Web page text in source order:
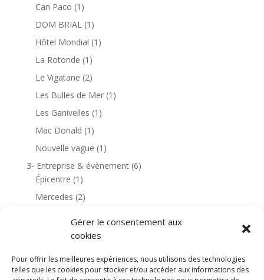
Gérer le consentement aux
cookies
Pour offrir les meilleures expériences, nous utilisons des technologies
telles que les cookies pour stocker et/ou accéder aux informations des
Can Paco (1)
DOM BRIAL(1)
Hôtel Mondial (1)
La Rotonde (1)
Le Vigatane (2)
Les Bulles de Mer(1)
Les Ganivelles (1)
Mac Donald (1)
Nouvelle vague (1)
3- Entreprise & évènement(6)
Épicentre (1)
Mercedes (2)
4- Habitation & environnement
Golf de Saint Cyprien (6)